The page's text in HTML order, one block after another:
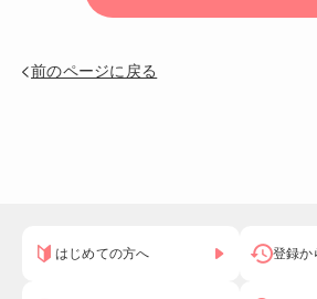
前のページに戻る
はじめての方へ 登録か